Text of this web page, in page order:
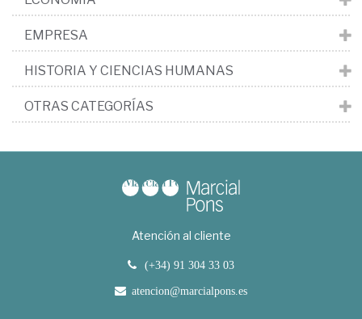
EMPRESA
HISTORIA Y CIENCIAS HUMANAS
OTRAS CATEGORÍAS
Atención al cliente
(+34) 91 304 33 03
atencion@marcialpons.es